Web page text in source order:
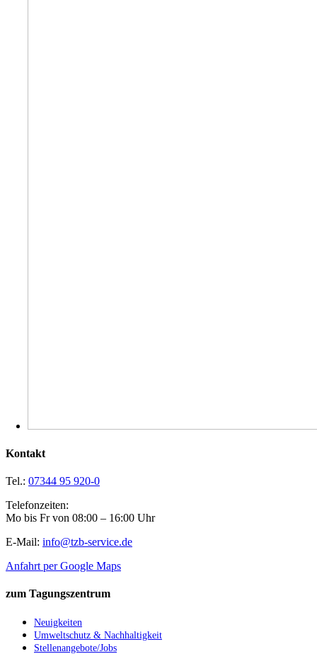
Kontakt
Tel.: 07344 95 920-0
Telefonzeiten:
Mo bis Fr von 08:00 – 16:00 Uhr
E-Mail: info@tzb-service.de
Anfahrt per Google Maps
zum Tagungszentrum
Neuigkeiten
Umweltschutz & Nachhaltigkeit
Stellenangebote/Jobs